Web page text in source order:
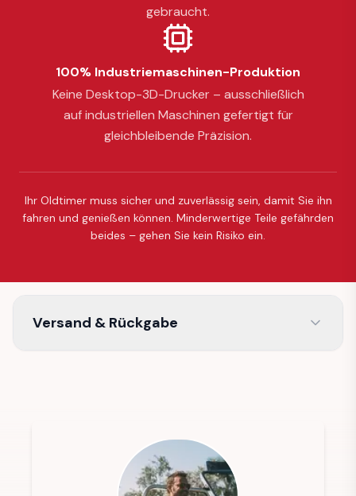
gebraucht.
100% Industriemaschinen-Produktion
Keine Desktop-3D-Drucker – ausschließlich
auf industriellen Maschinen gefertigt für
gleichbleibende Präzision.
Ihr Oldtimer muss sicher und zuverlässig sein, damit Sie ihn
fahren und genießen können. Minderwertige Teile gefährden
beides – gehen Sie kein Risiko ein.
Versand & Rückgabe